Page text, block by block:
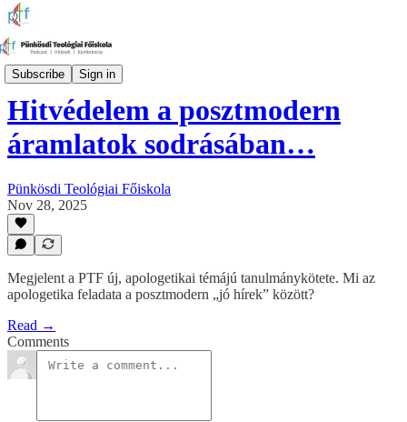
Subscribe Sign in
Híreink
Hitvédelem a posztmodern
áramlatok sodrásában…
Pünkösdi Teológiai Főiskola
Nov 28, 2025
Megjelent a PTF új, apologetikai témájú tanulmánykötete. Mi az
apologetika feladata a posztmodern „jó hírek” között?
Read →
Comments